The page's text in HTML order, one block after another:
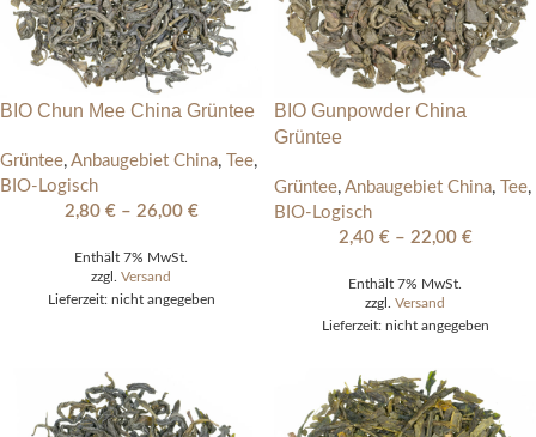
BIO Chun Mee China Grüntee
Grüntee, Anbaugebiet China, Tee,
BIO-Logisch
2,80 € – 26,00 €
Enthält 7% MwSt.
zzgl. Versand
Lieferzeit: nicht angegeben
BIO Gunpowder China
Grüntee
Grüntee, Anbaugebiet China, Tee,
BIO-Logisch
2,40 € – 22,00 €
Enthält 7% MwSt.
zzgl. Versand
Lieferzeit: nicht angegeben